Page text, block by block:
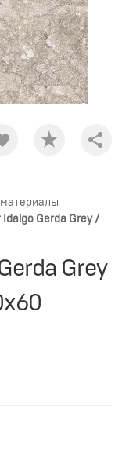
—
Idalgo Gerda Grey /
Grey